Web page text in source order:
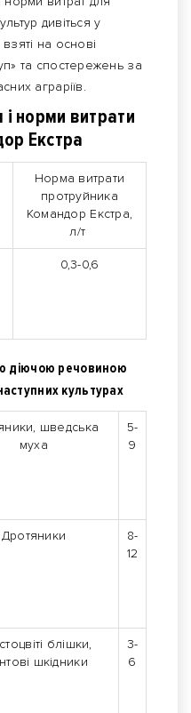
дивіться у
на основі
та спостережень за
аграріїв.
і норми витрати
Екстра
Норма витрати
протруйника
Командор Екстра,
л/т
0,3-0,6
діючою речовиною
культурах
шведська
муха
5-
9
Дротяники
8-
12
блішки,
шкідники
3-
6